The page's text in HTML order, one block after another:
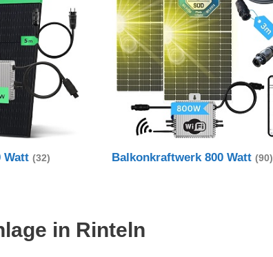
Watt(32) Balkonkraftwerk 800 Watt(90)
in Rinteln